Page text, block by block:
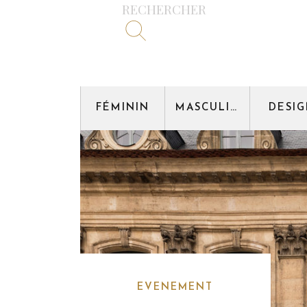
RECHERCHER
FÉMININ MASCULIN
EVENEMENT